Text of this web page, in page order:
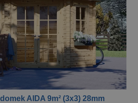
AIDA 9m² (3x3) 28mm
Google LLC
.doubleclick.net
15 minut
Tento
cookie
nastavuje
(kterou
Google),
zjistila,
webu
soubory